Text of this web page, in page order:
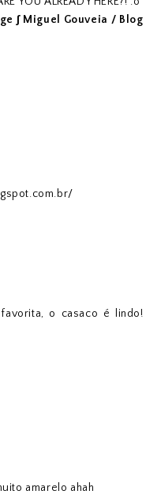
∫ Miguel Gouveia / Blog
o casaco é lindo!
amarelo ahah